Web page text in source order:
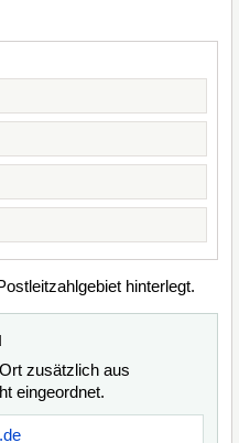
hinterlegt.
zusätzlich aus
eingeordnet.